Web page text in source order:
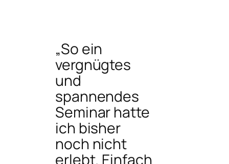
„So ein
vergnügtes
und
spannendes
Seminar hatte
ich bisher
noch nicht
erlebt. Einfach